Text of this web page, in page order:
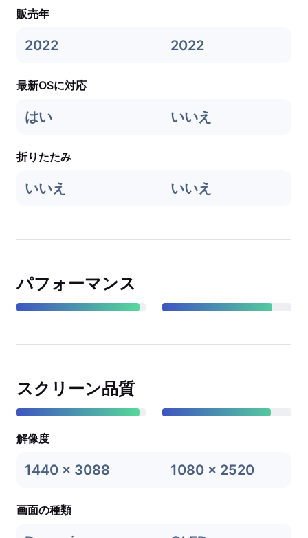
販売年
2022 2022
最新OSに対応
はい いいえ
折りたたみ
いいえ いいえ
パフォーマンス
スクリーン品質
解像度
1440 x 3088 1080 x 2520
画面の種類